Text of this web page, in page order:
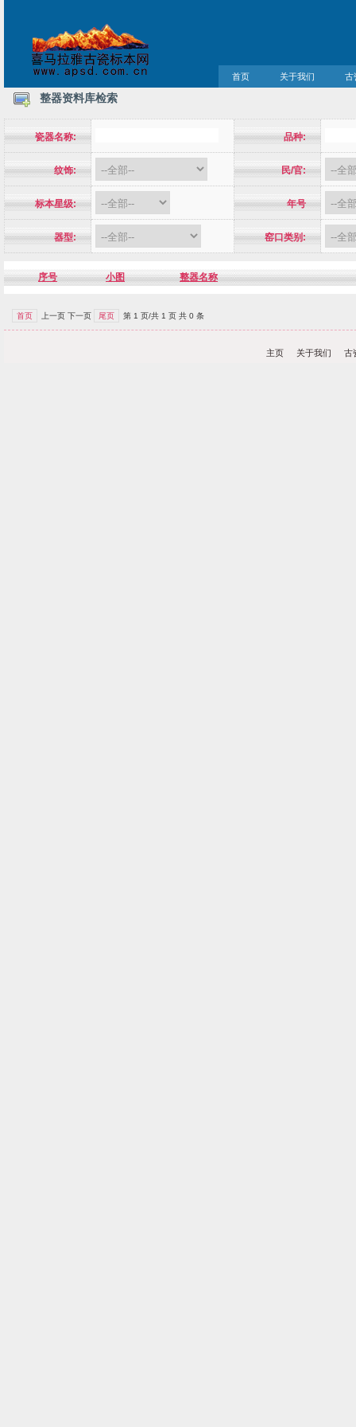
首页 关于我们 古
整器资料库检索
瓷器名称: 品种:
纹饰: 民/官:
标本星级: 年号
器型: 窑口类别:
序号 小图 整器名称
首页 上一页 下一页 尾页 第 1 页/共 1 页 共 0 条
主页 关于我们 古